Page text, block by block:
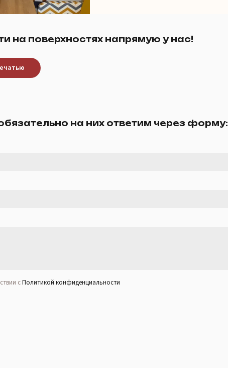
на поверхностях напрямую у нас!
на них ответим через форму:
сПолитикой конфиденциальности